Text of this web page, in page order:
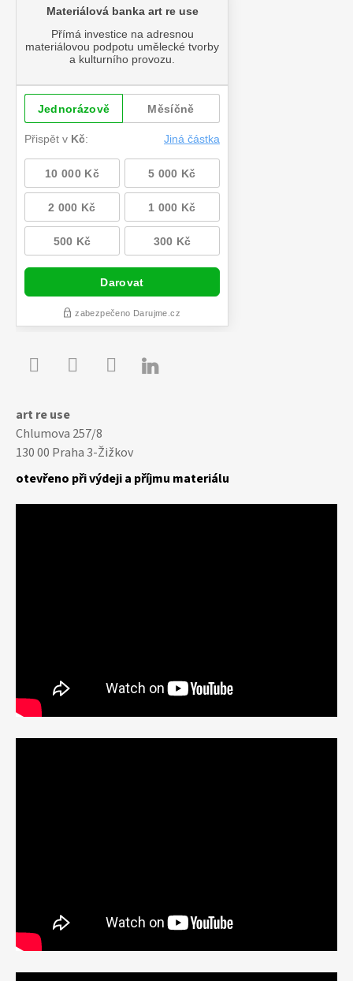

art re use
Chlumova 257/8
130 00 Praha 3-Žižkov
otevřeno při výdeji a příjmu materiálu